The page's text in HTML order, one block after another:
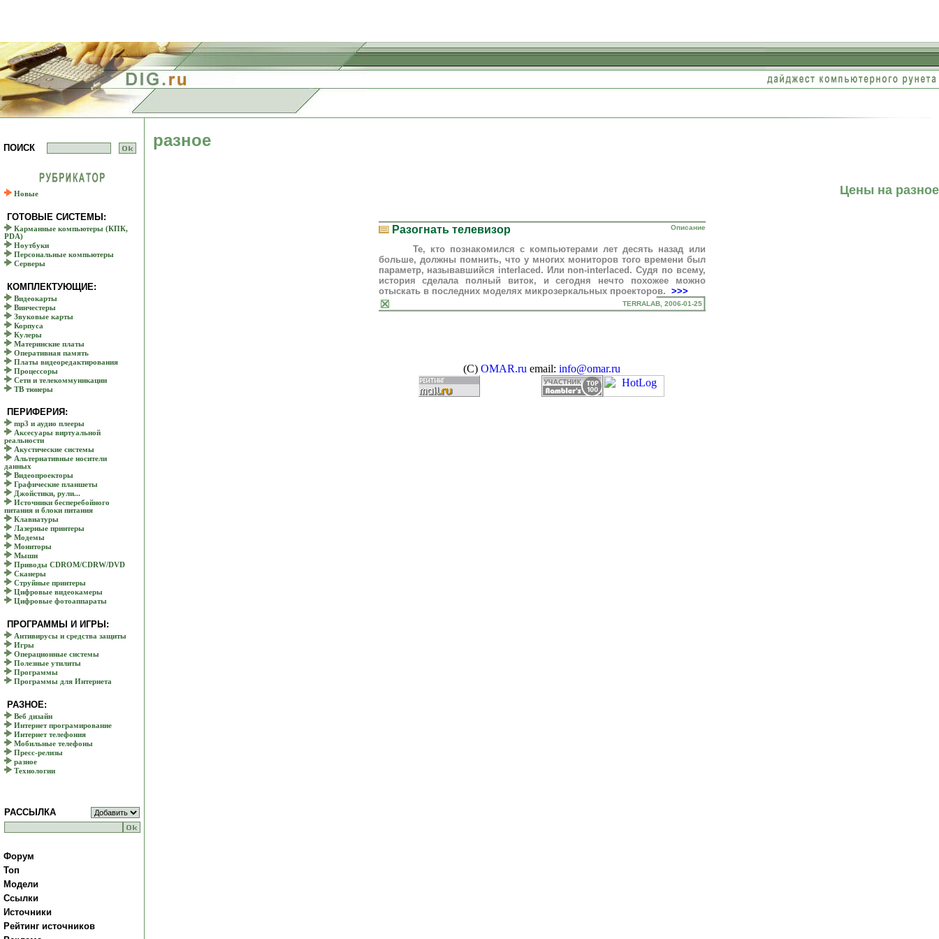
ПОИСК
Новые
ГОТОВЫЕ СИСТЕМЫ:
Карманные компьютеры (КПК,
PDA)
Ноутбуки
Персональные компьютеры
Серверы
КОМПЛЕКТУЮЩИЕ:
Видеокарты
Винчестеры
Звуковые карты
Корпуса
Кулеры
Материнские платы
Оперативная память
Платы видеоредактирования
Процессоры
Сети и телекоммуникации
ТВ тюнеры
ПЕРИФЕРИЯ:
mp3 и аудио плееры
Аксесуары виртуальной
реальности
Акустические системы
Альтернативные носители
данных
Видеопроекторы
Графические планшеты
Джойстики, рули...
Источники бесперебойного
питания и блоки питания
Клавиатуры
Лазерные принтеры
Модемы
Мониторы
Мыши
Приводы CDROM/CDRW/DVD
Сканеры
Струйные принтеры
Цифровые видеокамеры
Цифровые фотоаппараты
ПРОГРАММЫ И ИГРЫ:
Антивирусы и средства защиты
Игры
Операционные системы
Полезные утилиты
Программы
Программы для Интернета
РАЗНОЕ:
Веб дизайн
Интернет програмирование
Интернет телефония
Мобильные телефоны
Пресс-релизы
разное
Технологии
РАССЫЛКА
Форум
Топ
Модели
Ссылки
Источники
Рейтинг источников
разное
Цены на разное
Разогнать телевизор Описание
Те, кто познакомился с компьютерами лет десять назад или
больше, должны помнить, что у многих мониторов того времени был
параметр, называвшийся interlaced. Или non-interlaced. Судя по всему,
история сделала полный виток, и сегодня нечто похожее можно
отыскать в последних моделях микрозеркальных проекторов. >>>
TERRALAB, 2006-01-25
(C) OMAR.ru email: info@omar.ru